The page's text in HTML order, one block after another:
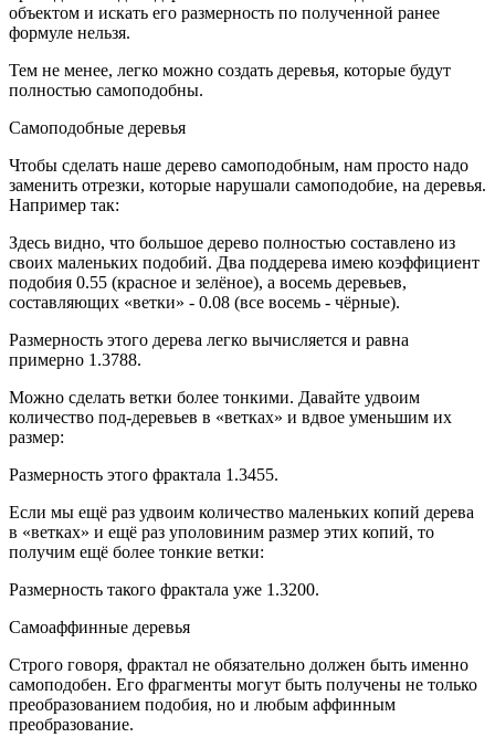
объектом и искать его размерность по полученной ранее
формуле нельзя.
Тем не менее, легко можно создать деревья, которые будут
полностью самоподобны.
Самоподобные деревья
Чтобы сделать наше дерево самоподобным, нам просто надо
заменить отрезки, которые нарушали самоподобие, на деревья.
Например так:
Здесь видно, что большое дерево полностью составлено из
своих маленьких подобий. Два поддерева имею коэффициент
подобия 0.55 (красное и зелёное), а восемь деревьев,
составляющих «ветки» - 0.08 (все восемь - чёрные).
Размерность этого дерева легко вычисляется и равна
примерно 1.3788.
Можно сделать ветки более тонкими. Давайте удвоим
количество под-деревьев в «ветках» и вдвое уменьшим их
размер:
Размерность этого фрактала 1.3455.
Если мы ещё раз удвоим количество маленьких копий дерева
в «ветках» и ещё раз уполовиним размер этих копий, то
получим ещё более тонкие ветки:
Размерность такого фрактала уже 1.3200.
Самоаффинные деревья
Строго говоря, фрактал не обязательно должен быть именно
самоподобен. Его фрагменты могут быть получены не только
преобразованием подобия, но и любым аффинным
преобразование.